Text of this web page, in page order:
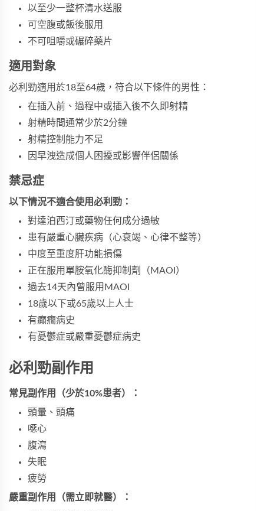
以至少一整杯清水送服
可空腹或飯後服用
不可咀嚼或碾碎藥片
適用對象
必利勁適用於18至64歲，符合以下條件的男性：
在插入前、過程中或插入後不久即射精
射精時間通常少於2分鐘
射精控制能力不足
因早洩造成個人困擾或影響伴侶關係
禁忌症
以下情況不適合使用必利勁：
對達泊西汀或藥物任何成分過敏
患有嚴重心臟疾病（心衰竭、心律不整等）
中度至重度肝功能損傷
正在服用單胺氧化酶抑制劑（MAOI）
過去14天內曾服用MAOI
18歲以下或65歲以上人士
有癲癇病史
有憂鬱症或嚴重憂鬱症病史
必利勁副作用
常見副作用（少於10%患者）：
頭暈、頭痛
噁心
腹瀉
失眠
疲勞
嚴重副作用（需立即就醫）：